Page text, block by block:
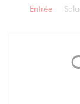
Entrée